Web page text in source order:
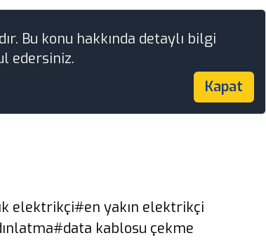
Bu konu hakkında detaylı bilgi
edersiniz.
Kapat
elektrikçi#en yakın elektrikçi
#data kablosu çekme